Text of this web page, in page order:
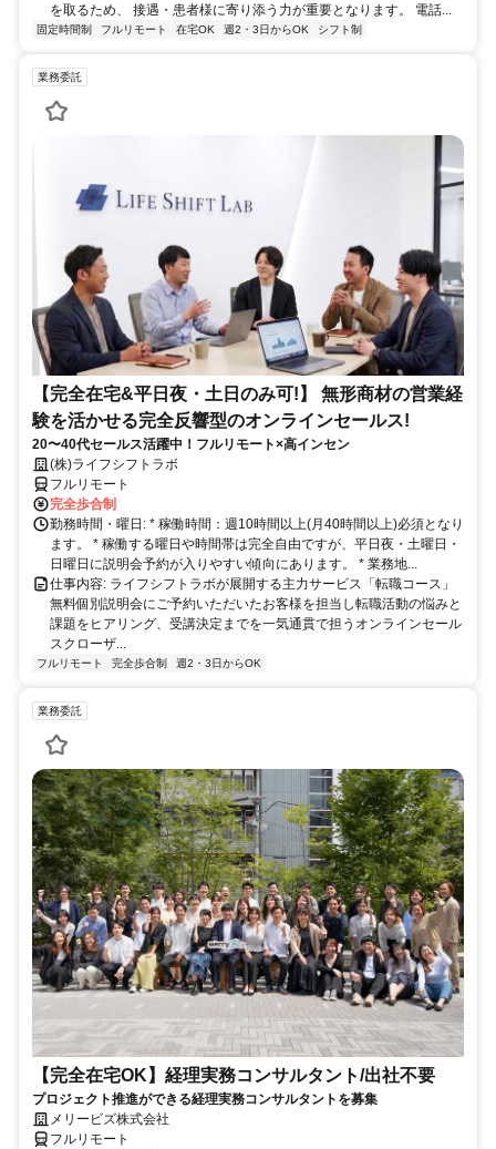
を取るため、 接遇・患者様に寄り添う力が重要となります。 電話...
固定時間制 フルリモート 在宅OK 週2・3日からOK シフト制
業務委託
【完全在宅&平日夜・土日のみ可!】 無形商材の営業経
験を活かせる完全反響型のオンラインセールス!
20〜40代セールス活躍中！フルリモート×高インセン
(株)ライフシフトラボ
フルリモート
完全歩合制
勤務時間・曜日: * 稼働時間：週10時間以上(月40時間以上)必須となり
ます。 * 稼働する曜日や時間帯は完全自由ですが、平日夜・土曜日・
日曜日に説明会予約が入りやすい傾向にあります。 * 業務地...
仕事内容: ライフシフトラボが展開する主力サービス「転職コース」
無料個別説明会にご予約いただいたお客様を担当し転職活動の悩みと
課題をヒアリング、受講決定までを一気通貫で担うオンラインセール
スクローザ...
フルリモート 完全歩合制 週2・3日からOK
業務委託
【完全在宅OK】経理実務コンサルタント/出社不要
プロジェクト推進ができる経理実務コンサルタントを募集
メリービズ株式会社
フルリモート